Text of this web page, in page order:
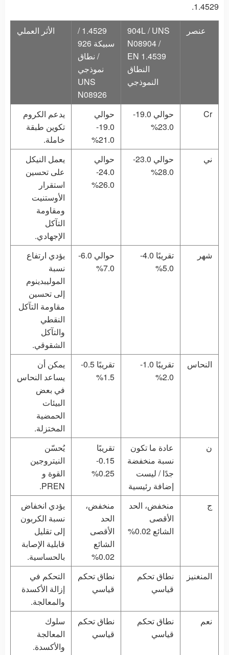
1.4529.
عنصر
904L / UNS
N08904 /
EN 1.4539
النطاق
النموذجي
1.4529 /
سبيكة 926
/ نطاق
نموذجي
UNS
N08926
الأثر العملي
Cr
حوالي 19.0-
23.0%
حوالي
19.0-
21.0%
يدعم الكروم
تكوين طبقة
خاملة.
ني
حوالي 23.0-
28.0%
حوالي
24.0-
26.0%
يعمل النيكل
على تحسين
استقرار
الأوستنيت
ومقاومة
التآكل
الإجهادي.
شهر
تقريبًا 4.0-
5.0%
حوالي 6.0-
7.0%
يؤدي ارتفاع
نسبة
الموليبدينوم
إلى تحسين
مقاومة التآكل
النقطي
والتآكل
الشقوقي.
النحاس
تقريبًا 1.0-
2.0%
تقريبًا 0.5-
1.5%
يمكن أن
يساعد النحاس
في بعض
البيئات
الحمضية
المختزلة.
ن
عادة ما تكون
نسبة منخفضة
جدًا / ليست
إضافة رئيسية
تقريبًا
0.15-
0.25%
يُحسّن
النيتروجين
القوة و
PREN.
ج
منخفض، الحد
الأقصى
الشائع 0.02%
منخفض،
الحد
الأقصى
الشائع
0.02%
يؤدي انخفاض
نسبة الكربون
إلى تقليل
قابلية الإصابة
بالحساسية.
المنغنيز
نطاق تحكم
قياسي
نطاق تحكم
قياسي
التحكم في
إزالة الأكسدة
والمعالجة.
نعم
نطاق تحكم
قياسي
نطاق تحكم
قياسي
سلوك
المعالجة
والأكسدة.